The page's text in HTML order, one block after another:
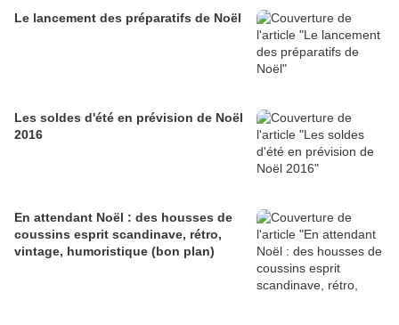
Le lancement des préparatifs de Noël
Les soldes d'été en prévision de Noël
2016
En attendant Noël : des housses de
coussins esprit scandinave, rétro,
vintage, humoristique (bon plan)